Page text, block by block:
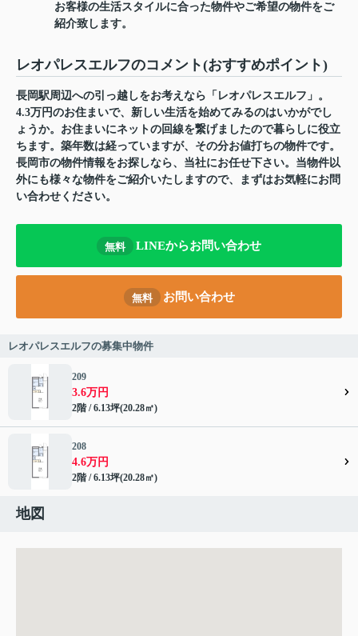
お客様の生活スタイルに合った物件やご希望の物件をご
紹介致します。
レオパレスエルフのコメント(おすすめポイント)
長岡駅周辺への引っ越しをお考えなら「レオパレスエルフ」。
4.3万円のお住まいで、新しい生活を始めてみるのはいかがでし
ょうか。お住まいにネットの回線を繋げましたので暮らしに役立
ちます。築年数は経っていますが、その分お値打ちの物件です。
長岡市の物件情報をお探しなら、当社にお任せ下さい。当物件以
外にも様々な物件をご紹介いたしますので、まずはお気軽にお問
い合わせください。
無料 LINEからお問い合わせ
無料 お問い合わせ
レオパレスエルフの募集中物件
209
3.6万円
2階 / 6.13坪(20.28㎡)
208
4.6万円
2階 / 6.13坪(20.28㎡)
地図